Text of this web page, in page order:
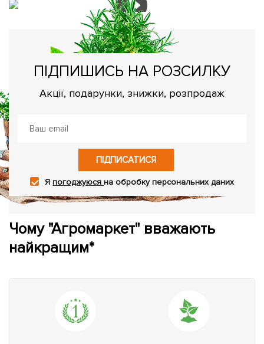
ПІДПИШИСЬ НА РОЗСИЛКУ
Акції, подарунки, знижки, розпродаж
ПІДПИСАТИСЯ
Япогоджуюсяна обробку персональних даних
Чому "Агромаркет" вважають
найкращим*